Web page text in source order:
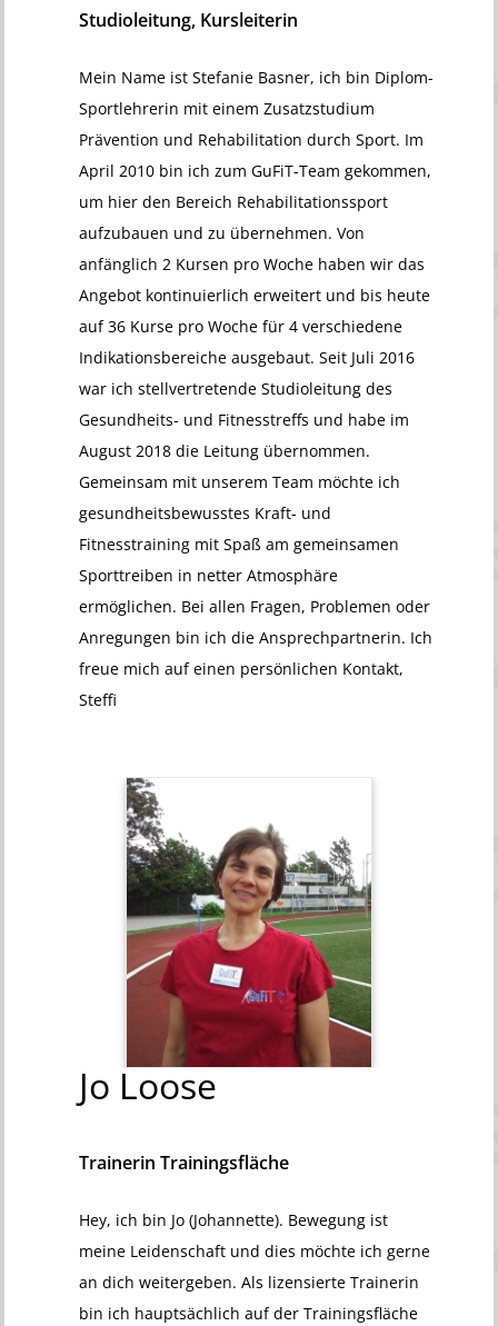
Studioleitung, Kursleiterin
Mein Name ist Stefanie Basner, ich bin Diplom-
Sportlehrerin mit einem Zusatzstudium
Prävention und Rehabilitation durch Sport. Im
April 2010 bin ich zum GuFiT-Team gekommen,
um hier den Bereich Rehabilitationssport
aufzubauen und zu übernehmen. Von
anfänglich 2 Kursen pro Woche haben wir das
Angebot kontinuierlich erweitert und bis heute
auf 36 Kurse pro Woche für 4 verschiedene
Indikationsbereiche ausgebaut. Seit Juli 2016
war ich stellvertretende Studioleitung des
Gesundheits- und Fitnesstreffs und habe im
August 2018 die Leitung übernommen.
Gemeinsam mit unserem Team möchte ich
gesundheitsbewusstes Kraft- und
Fitnesstraining mit Spaß am gemeinsamen
Sporttreiben in netter Atmosphäre
ermöglichen. Bei allen Fragen, Problemen oder
Anregungen bin ich die Ansprechpartnerin. Ich
freue mich auf einen persönlichen Kontakt,
Steffi
Jo Loose
Trainerin Trainingsfläche
Hey, ich bin Jo (Johannette). Bewegung ist
meine Leidenschaft und dies möchte ich gerne
an dich weitergeben. Als lizensierte Trainerin
bin ich hauptsächlich auf der Trainingsfläche